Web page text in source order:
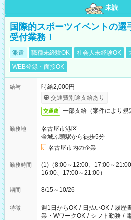
未読
国際的スポーツイベントの選
受付業務！
派遣 職種未経験OK 社会人未経験OK
WEB登録・面接OK
給与
時給2,000円
交通費別途支給あり
交通費 一部支給（案件により規
勤務地
名古屋市港区
金城ふ頭駅から徒歩5分
名古屋市内の企業
勤務時間
(1)（8:00～12:00、17:00～
16:00、17:00～21:00）
期間 8/15～10/26
特徴 週1日からOK / 日払いOK / 履歴
業・WワークOK / シフト勤務 /